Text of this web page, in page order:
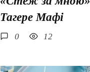
Тагере Мафі
0 12